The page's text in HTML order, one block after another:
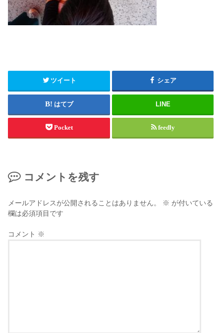
ツイート シェア
はてブ LINE
Pocket feedly
コメントを残す
メールアドレスが公開されることはありません。 ※ が付いている
欄は必須項目です
コメント ※